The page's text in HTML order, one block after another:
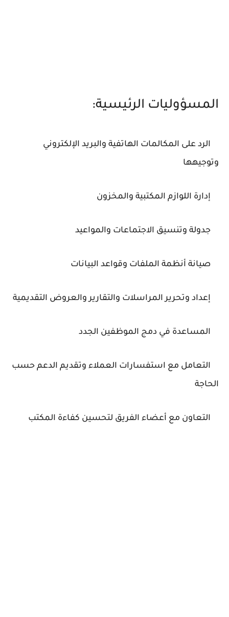
المسؤوليات الرئيسية:
الرد على المكالمات الهاتفية والبريد الإلكتروني
وتوجيهها
إدارة اللوازم المكتبية والمخزون
جدولة وتنسيق الاجتماعات والمواعيد
صيانة أنظمة الملفات وقواعد البيانات
إعداد وتحرير المراسلات والتقارير والعروض التقديمية
المساعدة في دمج الموظفين الجدد
التعامل مع استفسارات العملاء وتقديم الدعم حسب
الحاجة
التعاون مع أعضاء الفريق لتحسين كفاءة المكتب